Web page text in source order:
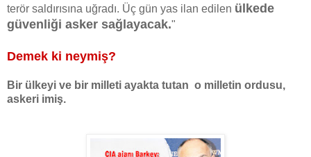
terör saldırısına uğradı. Üç gün yas ilan edilen ülkede
güvenliği asker sağlayacak."
Demek ki neymiş?
Bir ülkeyi ve bir milleti ayakta tutan o milletin ordusu,
askeri imiş.